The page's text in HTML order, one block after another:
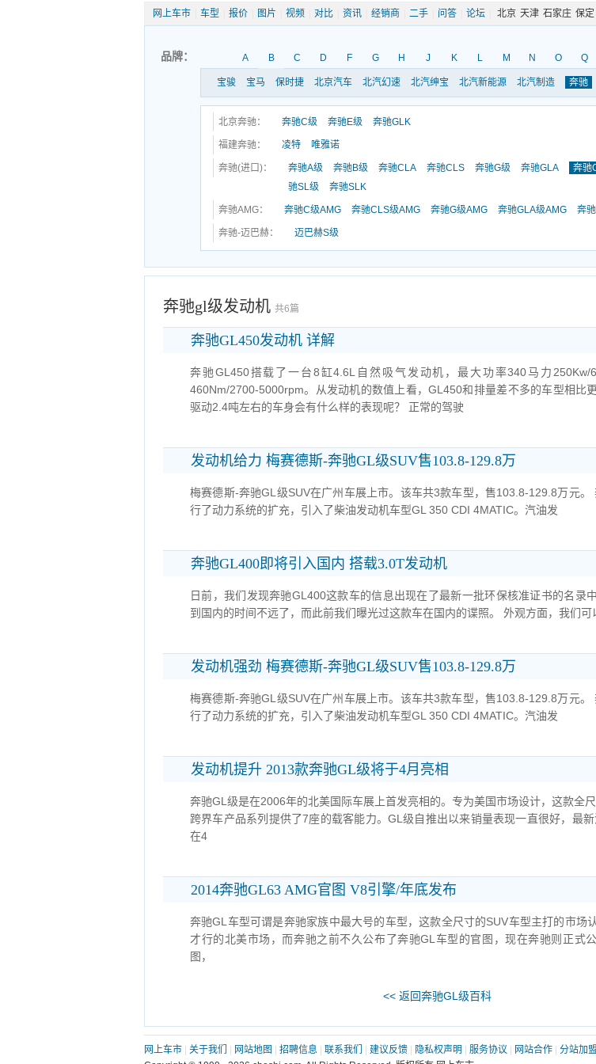
网上车市 车型 报价 图片 视频 对比 资讯 经销商 二手 问答 论坛 北京 天津 石家庄 保定
品牌： A B C D F G H J K L M N O Q
宝骏 宝马 保时捷 北京汽车 北汽幻速 北汽绅宝 北汽新能源 北汽制造 奔驰
北京奔驰： 奔驰C级 奔驰E级 奔驰GLK
福建奔驰： 凌特 唯雅诺
奔驰(进口)： 奔驰A级 奔驰B级 奔驰CLA 奔驰CLS 奔驰G级 奔驰GLA 奔驰
驰SL级
奔驰SLK
奔驰AMG： 奔驰C级AMG 奔驰CLS级AMG 奔驰G级AMG 奔驰GLA级AMG 奔
奔驰-迈巴赫： 迈巴赫S级
奔驰gl级发动机 共6篇
奔驰GL450发动机 详解
奔驰GL450搭载了一台8缸4.6L自然吸气发动机，最大功率340马力250Kw/
460Nm/2700-5000rpm。从发动机的数值上看，GL450和排量差不多的车型相比
驱动2.4吨左右的车身会有什么样的表现呢？ 正常的驾驶
发动机给力 梅赛德斯-奔驰GL级SUV售103.8-129.8万
梅赛德斯-奔驰GL级SUV在广州车展上市。该车共3款车型，售103.8-129.8万元。
行了动力系统的扩充，引入了柴油发动机车型GL 350 CDI 4MATIC。汽油发
奔驰GL400即将引入国内 搭载3.0T发动机
日前，我们发现奔驰GL400这款车的信息出现在了最新一批环保核准证书的名录
到国内的时间不远了，而此前我们曝光过这款车在国内的谍照。 外观方面，我们
发动机强劲 梅赛德斯-奔驰GL级SUV售103.8-129.8万
梅赛德斯-奔驰GL级SUV在广州车展上市。该车共3款车型，售103.8-129.8万元。
行了动力系统的扩充，引入了柴油发动机车型GL 350 CDI 4MATIC。汽油发
发动机提升 2013款奔驰GL级将于4月亮相
奔驰GL级是在2006年的北美国际车展上首发亮相的。专为美国市场设计，这款全
跨界车产品系列提供了7座的载客能力。GL级自推出以来销量表现一直很好，最
在4
2014奔驰GL63 AMG官图 V8引擎/年底发布
奔驰GL车型可谓是奔驰家族中最大号的车型，这款全尺寸的SUV车型主打的市场
才行的北美市场，而奔驰之前不久公布了奔驰GL车型的官图，现在奔驰则正式
图，
<< 返回奔驰GL级百科
网上车市 关于我们 网站地图 招聘信息 联系我们 建议反馈 隐私权声明 服务协议 网站合作
分站加盟